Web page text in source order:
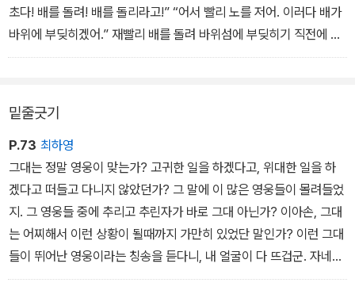
초다! 배를 돌려! 배를 돌리라고!” “어서 빨리 노를 저어. 이러다 배가
바위에 부딪히겠어.” 재빨리 배를 돌려 바위섬에 부딪히기 직전에 아
르고호는 방향을 틀었다. 그들은 겨우 안전해졌다.
밑줄긋기
P.73 최하영
그대는 정말 영웅이 맞는가? 고귀한 일을 하겠다고, 위대한 일을 하
겠다고 떠들고 다니지 않았던가? 그 말에 이 많은 영웅들이 몰려들었
지. 그 영웅들 중에 추리고 추린자가 바로 그대 아닌가? 이아손, 그대
는 어찌해서 이런 상황이 될때까지 가만히 있었단 말인가? 이런 그대
들이 뛰어난 영웅이라는 칭송을 듣다니, 내 얼굴이 다 뜨겁군. 자네들
은 실수로 이자리에 왔을 뿐이야. 내가 한마디로 정리해주지. 자네들